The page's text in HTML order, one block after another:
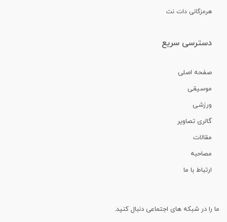
هرمزگانی دات نت
دسترسی سریع
صفحه اصلی
موسیقی
ورزشی
گالری تصاویر
مقالات
مصاحبه
ارتباط با ما
ما را در شبکه های اجتماعی دنبال کنید.